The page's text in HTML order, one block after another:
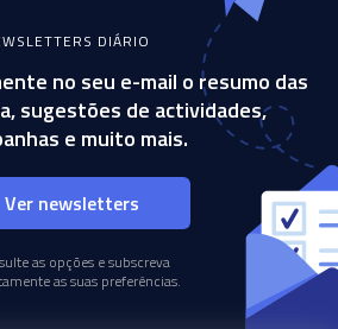
DIÁRIO
no seu e-mail o resumo das
sugestões de actividades,
e muito mais.
Ver newsletters
as opções e subscreva
as suas preferências.